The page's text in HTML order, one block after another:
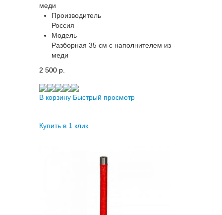
меди
Производитель
Россия
Модель
Разборная 35 см с наполнителем из
меди
2 500 p.
В корзину Быстрый просмотр
Купить в 1 клик